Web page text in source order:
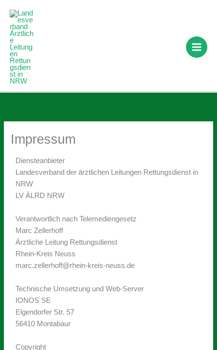
Inhalt
springen
Impressum
Diensteanbieter
Landesverband der ärztlichen Leitungen Rettungsdienst in
NRW
LV ÄLRD NRW
Verantwortlich nach Telemediengesetz
Marc Zellerhoff
Ärztliche Leitung Rettungsdienst
Rhein-Kreis Neuss
marc.zellerhoff@rhein-kreis-neuss.de
Technische Umsetzung und Web-Server
IONOS SE
Elgendorfer Str. 57
56410 Montabaur
Copyright